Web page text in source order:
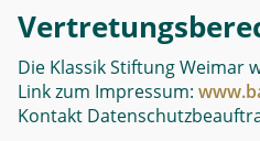
Die Klassik Stiftung Weimar
Link zum Impressum:
Kontakt